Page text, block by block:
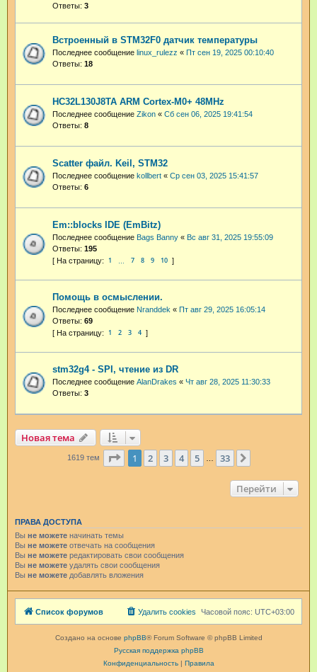
Ответы: 3
Встроенный в STM32F0 датчик температуры
Последнее сообщение linux_rulezz « Пт сен 19, 2025 00:10:40
Ответы: 18
HC32L130J8TA ARM Cortex-M0+ 48MHz
Последнее сообщение Zikon « Сб сен 06, 2025 19:41:54
Ответы: 8
Scatter файл. Keil, STM32
Последнее сообщение kollbert « Ср сен 03, 2025 15:41:57
Ответы: 6
Em::blocks IDE (EmBitz)
Последнее сообщение Bags Banny « Вс авг 31, 2025 19:55:09
Ответы: 195
1 7 8 9 10
Помощь в осмыслении.
Последнее сообщение Nranddek « Пт авг 29, 2025 16:05:14
Ответы: 69
1 2 3 4
stm32g4 - SPI, чтение из DR
Последнее сообщение AlanDrakes « Чт авг 28, 2025 11:30:33
Ответы: 3
Новая тема
1619 тем Страница из 33
1 2 3 4 5 33
Перейти
ПРАВА ДОСТУПА
Вы не можете начинать темы
Вы не можете отвечать на сообщения
Вы не можете редактировать свои сообщения
Вы не можете удалять свои сообщения
Вы не можете добавлять вложения
Список форумов Часовой пояс: UTC+03:00
Удалить cookies
Создано на основе phpBB® Forum Software © phpBB Limited
Русская поддержка phpBB
Конфиденциальность| Правила